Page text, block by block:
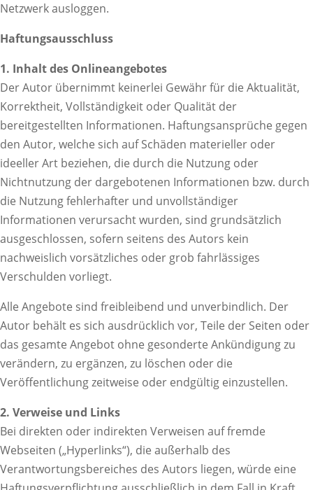
Netzwerk ausloggen.
Haftungsausschluss
1. Inhalt des Onlineangebotes
Der Autor übernimmt keinerlei Gewähr für die Aktualität,
Korrektheit, Vollständigkeit oder Qualität der
bereitgestellten Informationen. Haftungsansprüche gegen
den Autor, welche sich auf Schäden materieller oder
ideeller Art beziehen, die durch die Nutzung oder
Nichtnutzung der dargebotenen Informationen bzw. durch
die Nutzung fehlerhafter und unvollständiger
Informationen verursacht wurden, sind grundsätzlich
ausgeschlossen, sofern seitens des Autors kein
nachweislich vorsätzliches oder grob fahrlässiges
Verschulden vorliegt.
Alle Angebote sind freibleibend und unverbindlich. Der
Autor behält es sich ausdrücklich vor, Teile der Seiten oder
das gesamte Angebot ohne gesonderte Ankündigung zu
verändern, zu ergänzen, zu löschen oder die
Veröffentlichung zeitweise oder endgültig einzustellen.
2. Verweise und Links
Bei direkten oder indirekten Verweisen auf fremde
Webseiten („Hyperlinks“), die außerhalb des
Verantwortungsbereiches des Autors liegen, würde eine